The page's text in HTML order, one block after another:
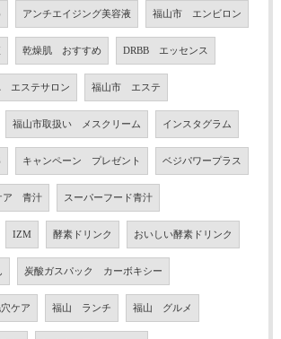
アンチエイジング美容液 福山市 エンビロン
乾燥肌 おすすめ DRBB エッセンス
エステサロン 福山市 エステ
福山市取扱い メスクリーム インスタグラム
キャンペーン プレゼント ベジパワープラス
ア 青汁 スーパーフード青汁
IZM 酵素ドリンク おいしい酵素ドリンク
炭酸ガスパック カーボキシー
ケア 福山 ランチ 福山 グルメ